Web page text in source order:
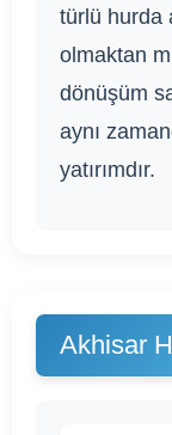
türlü hurda
olmaktan
dönüşüm
aynı
yatırımdır.
Akhisar